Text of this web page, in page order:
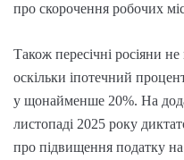
про скорочення робочих
Також пересічні росіяни
оскільки іпотечний
у щонайменше 20%. На
листопаді 2025 року
про підвищення податку